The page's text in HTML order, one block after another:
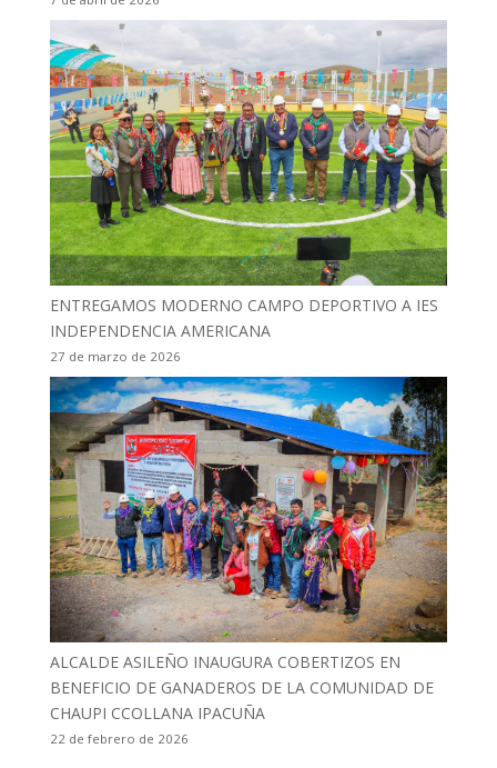
ENTREGAMOS MODERNO CAMPO DEPORTIVO A IES
INDEPENDENCIA AMERICANA
27 de marzo de 2026
ALCALDE ASILEÑO INAUGURA COBERTIZOS EN
BENEFICIO DE GANADEROS DE LA COMUNIDAD DE
CHAUPI CCOLLANA IPACUÑA
22 de febrero de 2026